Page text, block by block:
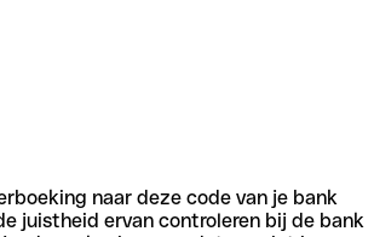
naar deze code van je bank
juistheid ervan controleren bij de bank